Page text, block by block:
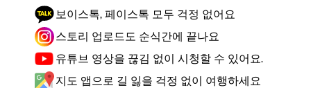
보이스톡, 페이스톡 모두 걱정 없어요
스토리 업로드도 순식간에 끝나요
유튜브 영상을 끊김 없이 시청할 수 있어요.
지도 앱으로 길 잃을 걱정 없이 여행하세요